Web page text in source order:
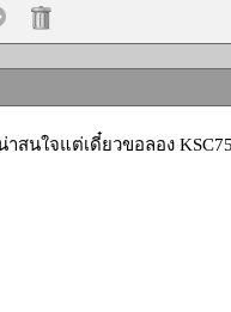
าสนใจแต่เดี๋ยวขอลอง